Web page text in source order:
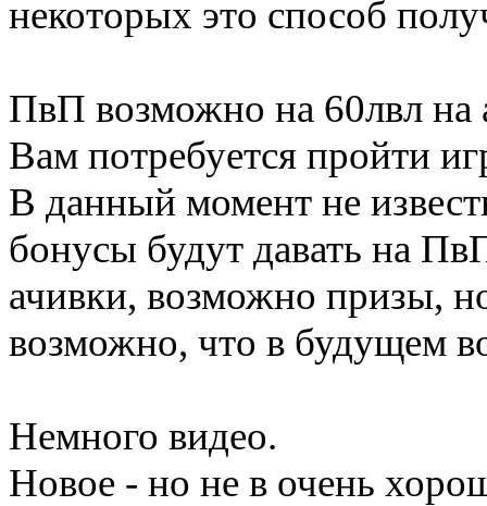
некоторых это способ
ПвП возможно на 60лвл на
Вам потребуется пройти
В данный момент не
бонусы будут давать на
ачивки, возможно призы,
возможно, что в будущем
Немного видео.
Новое - но не в очень